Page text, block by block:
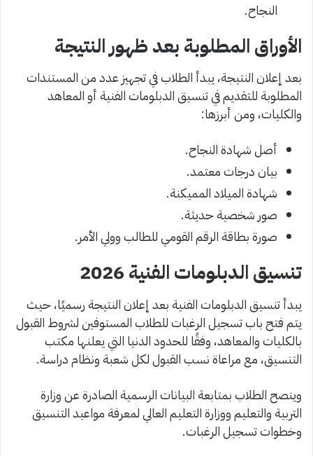
النجاح.
الأوراق المطلوبة بعد ظهور النتيجة
بعد إعلان النتيجة، يبدأ الطلاب في تجهيز عدد من المستندات
المطلوبة للتقديم في تنسيق الدبلومات الفنية أو المعاهد
والكليات، ومن أبرزها:
أصل شهادة النجاح.
بيان درجات معتمد.
شهادة الميلاد المميكنة.
صور شخصية حديثة.
صورة بطاقة الرقم القومي للطالب وولي الأمر.
تنسيق الدبلومات الفنية 2026
يبدأ تنسيق الدبلومات الفنية بعد إعلان النتيجة رسميًا، حيث
يتم فتح باب تسجيل الرغبات للطلاب المستوفين لشروط القبول
بالكليات والمعاهد، وفقًا للحدود الدنيا التي يعلنها مكتب
التنسيق، مع مراعاة نسب القبول لكل شعبة ونظام دراسة.
وينصح الطلاب بمتابعة البيانات الرسمية الصادرة عن وزارة
التربية والتعليم ووزارة التعليم العالي لمعرفة مواعيد التنسيق
وخطوات تسجيل الرغبات.